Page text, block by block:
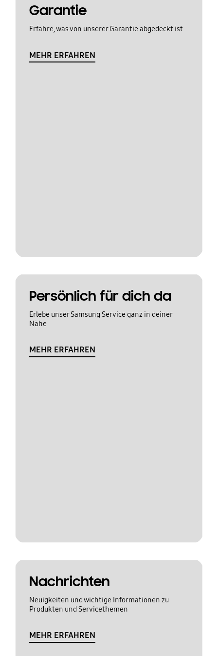
Garantie
Erfahre, was von unserer Garantie abgedeckt ist
MEHR ERFAHREN
Persönlich für dich da
Erlebe unser Samsung Service ganz in deiner
Nähe
MEHR ERFAHREN
Nachrichten
Neuigkeiten und wichtige Informationen zu
Produkten und Servicethemen
MEHR ERFAHREN